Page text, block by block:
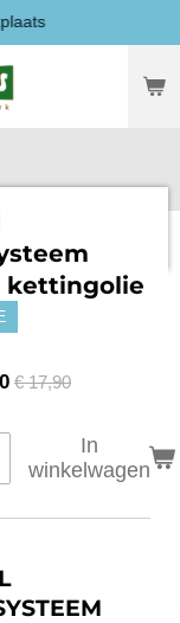
kettingolie
€ 17,90
In
winkelwagen